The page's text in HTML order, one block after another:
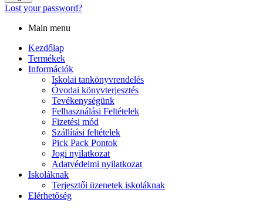
Lost your password?
Main menu
Kezdőlap
Termékek
Információk
Iskolai tankönyvrendelés
Óvodai könyvterjesztés
Tevékenységünk
Felhasználási Feltételek
Fizetési mód
Szállítási feltételek
Pick Pack Pontok
Jogi nyilatkozat
Adatvédelmi nyilatkozat
Iskoláknak
Terjesztői üzenetek iskoláknak
Elérhetőség